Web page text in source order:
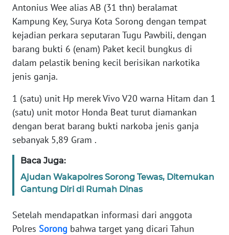
Antonius Wee alias AB (31 thn) beralamat
Kampung Key, Surya Kota Sorong dengan tempat
kejadian perkara seputaran Tugu Pawbili, dengan
barang bukti 6 (enam) Paket kecil bungkus di
dalam pelastik bening kecil berisikan narkotika
jenis ganja.
1 (satu) unit Hp merek Vivo V20 warna Hitam dan 1
(satu) unit motor Honda Beat turut diamankan
dengan berat barang bukti narkoba jenis ganja
sebanyak 5,89 Gram .
Baca Juga:
Ajudan Wakapolres Sorong Tewas, Ditemukan
Gantung Diri di Rumah Dinas
Setelah mendapatkan informasi dari anggota
Polres Sorong bahwa target yang dicari Tahun
PEDOMAN
MEDIA
SIBER
REDAKSI
DISCLAIMER
Wahana
News
Regional
WN
WN